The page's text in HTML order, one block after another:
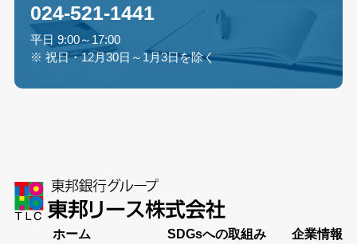
024-521-1441
平日 9:00～17:00
※ 祝日・12月30日～1月3日を除く
ホーム SDGsへの取組み 企業情報